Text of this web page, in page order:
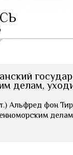
делам,
Альфред фон